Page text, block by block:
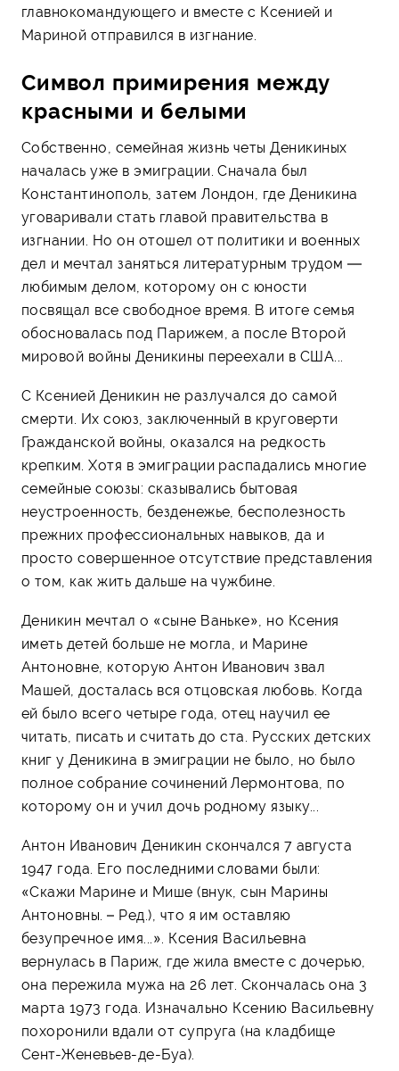
главнокомандующего и вместе с Ксенией и
Мариной отправился в изгнание.
Символ примирения между
красными и белыми
Собственно, семейная жизнь четы Деникиных
началась уже в эмиграции. Сначала был
Константинополь, затем Лондон, где Деникина
уговаривали стать главой правительства в
изгнании. Но он отошел от политики и военных
дел и мечтал заняться литературным трудом —
любимым делом, которому он с юности
посвящал все свободное время. В итоге семья
обосновалась под Парижем, а после Второй
мировой войны Деникины переехали в США...
С Ксенией Деникин не разлучался до самой
смерти. Их союз, заключенный в круговерти
Гражданской войны, оказался на редкость
крепким. Хотя в эмиграции распадались многие
семейные союзы: сказывались бытовая
неустроенность, безденежье, бесполезность
прежних профессиональных навыков, да и
просто совершенное отсутствие представления
о том, как жить дальше на чужбине.
Деникин мечтал о «сыне Ваньке», но Ксения
иметь детей больше не могла, и Марине
Антоновне, которую Антон Иванович звал
Машей, досталась вся отцовская любовь. Когда
ей было всего четыре года, отец научил ее
читать, писать и считать до ста. Русских детских
книг у Деникина в эмиграции не было, но было
полное собрание сочинений Лермонтова, по
которому он и учил дочь родному языку...
Антон Иванович Деникин скончался 7 августа
1947 года. Его последними словами были:
«Скажи Марине и Мише (внук, сын Марины
Антоновны. – Ред.), что я им оставляю
безупречное имя...». Ксения Васильевна
вернулась в Париж, где жила вместе с дочерью,
она пережила мужа на 26 лет. Скончалась она 3
марта 1973 года. Изначально Ксению Васильевну
похоронили вдали от супруга (на кладбище
Сент-Женевьев-де-Буа).